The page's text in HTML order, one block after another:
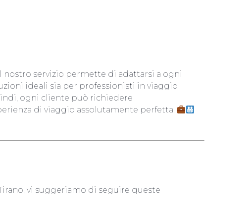
servizio permette di adattarsi a ogni
ideali sia per professionisti in viaggio
ogni cliente può richiedere
di viaggio assolutamente perfetta.
vi suggeriamo di seguire queste